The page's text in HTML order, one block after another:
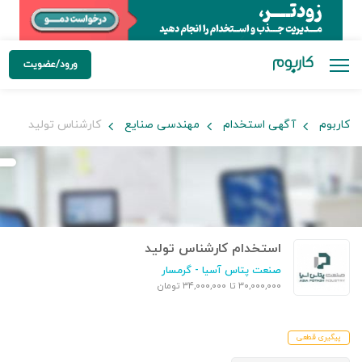
ورود/عضویت
کاربوم آگهی استخدام مهندسی صنایع کارشناس تولید
استخدام کارشناس تولید
صنعت پتاس آسیا - گرمسار
۳۰,۰۰۰,۰۰۰ تا ۳۴,۰۰۰,۰۰۰ تومان
پیگیری قطعی